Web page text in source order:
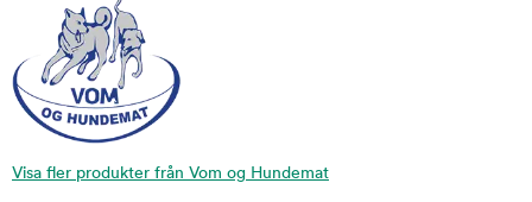
Visa fler produkter från Vom og Hundemat